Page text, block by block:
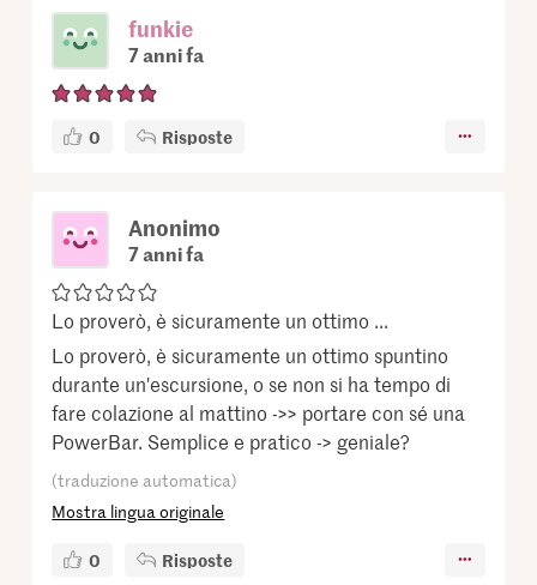
funkie
7 anni fa
0 Risposte
Anonimo
7 anni fa
Lo proverò, è sicuramente un ottimo ...
Lo proverò, è sicuramente un ottimo spuntino
durante un'escursione, o se non si ha tempo di
fare colazione al mattino ->> portare con sé una
PowerBar. Semplice e pratico -> geniale?
(traduzione automatica)
Mostra lingua originale
0 Risposte